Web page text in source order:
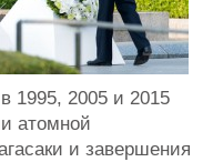
1995, 2005 и 2015
атомной
и завершения